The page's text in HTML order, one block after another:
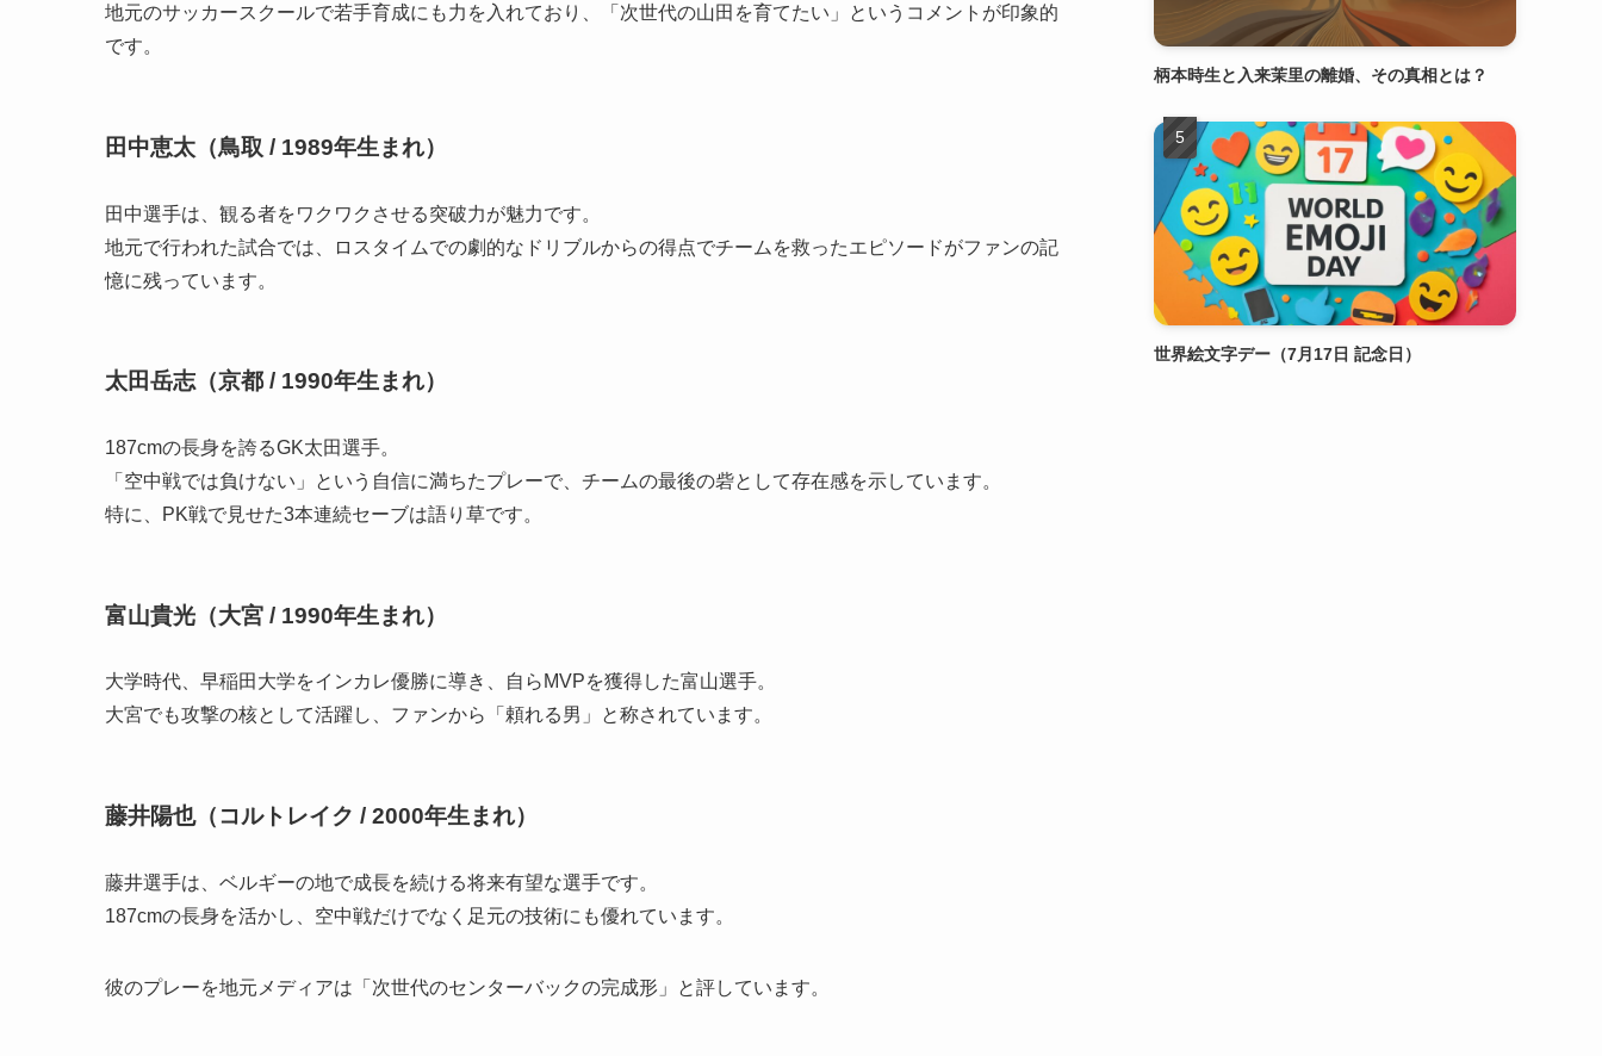
地元のサッカースクールで若手育成にも力を入れており、「次世代の山田を育てたい」というコメントが印象的
です。
田中恵太（鳥取 / 1989年生まれ）
田中選手は、観る者をワクワクさせる突破力が魅力です。
地元で行われた試合では、ロスタイムでの劇的なドリブルからの得点でチームを救ったエピソードがファンの記
憶に残っています。
太田岳志（京都 / 1990年生まれ）
187cmの長身を誇るGK太田選手。
「空中戦では負けない」という自信に満ちたプレーで、チームの最後の砦として存在感を示しています。
特に、PK戦で見せた3本連続セーブは語り草です。
富山貴光（大宮 / 1990年生まれ）
大学時代、早稲田大学をインカレ優勝に導き、自らMVPを獲得した富山選手。
大宮でも攻撃の核として活躍し、ファンから「頼れる男」と称されています。
藤井陽也（コルトレイク / 2000年生まれ）
藤井選手は、ベルギーの地で成長を続ける将来有望な選手です。
187cmの長身を活かし、空中戦だけでなく足元の技術にも優れています。
彼のプレーを地元メディアは「次世代のセンターバックの完成形」と評しています。
柄本時生と入来茉里の離婚、その真相とは？
世界絵文字デー（7月17日 記念日）